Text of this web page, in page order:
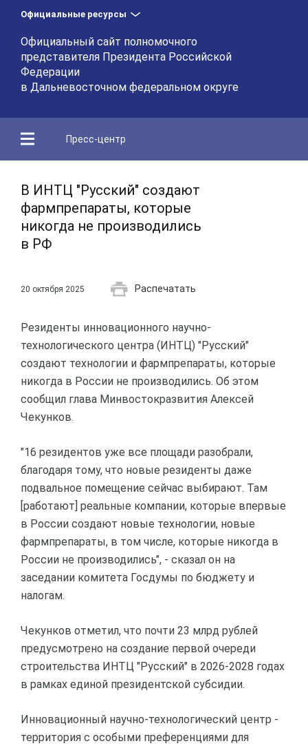
Официальные ресурсы
Официальный сайт полномочного
представителя Президента Российской
Федерации
в Дальневосточном федеральном округе
Пресс-центр
В ИНТЦ "Русский" создают
фармпрепараты, которые
никогда не производились
в РФ
20 октября 2025 Распечатать
Резиденты инновационного научно-
технологического центра (ИНТЦ) "Русский"
создают технологии и фармпрепараты, которые
никогда в России не производились. Об этом
сообщил глава Минвостокразвития Алексей
Чекунков.
"16 резидентов уже все площади разобрали,
благодаря тому, что новые резиденты даже
подвальное помещение сейчас выбирают. Там
[работают] реальные компании, которые впервые
в России создают новые технологии, новые
фармпрепараты, в том числе, которые никогда в
России не производились", - сказал он на
заседании комитета Госдумы по бюджету и
налогам.
Чекунков отметил, что почти 23 млрд рублей
предусмотрено на создание первой очереди
строительства ИНТЦ "Русский" в 2026-2028 годах
в рамках единой президентской субсидии.
Инновационный научно-технологический центр -
территория с особыми преференциями для